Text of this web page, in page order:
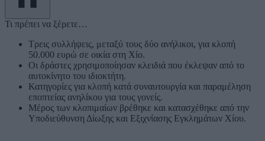
Τι πρέπει να ξέρετε…
Τρεις συλλήψεις, μεταξύ τους δύο ανήλικοι, για κλοπή
50.000 ευρώ σε οικία στη Χίο.
Οι δράστες χρησιμοποίησαν κλειδιά που έκλεψαν από το
αυτοκίνητο του ιδιοκτήτη.
Κατηγορίες για κλοπή κατά συναυτουργία και παραμέληση
εποπτείας ανηλίκου για τους γονείς.
Μέρος των κλοπιμαίων βρέθηκε και κατασχέθηκε από την
Υποδιεύθυνση Δίωξης και Εξιχνίασης Εγκλημάτων Χίου.